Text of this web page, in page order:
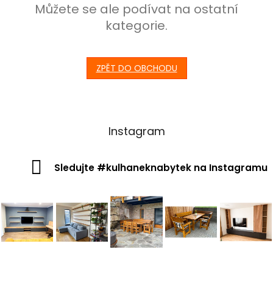
Můžete se ale podívat na ostatní
kategorie.
ZPĚT DO OBCHODU
Instagram
Sledujte #kulhaneknabytek na Instagramu